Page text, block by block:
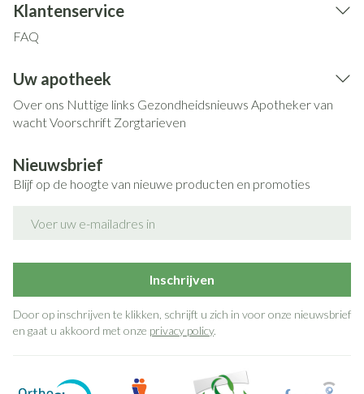
Klantenservice
FAQ
Uw apotheek
Over ons Nuttige links Gezondheidsnieuws Apotheker van
wachtVoorschrift Zorgtarieven
Nieuwsbrief
Blijf op de hoogte van nieuwe producten en promoties
Inschrijven
Door op inschrijven te klikken, schrijft u zich in voor onze nieuwsbrief
en gaat u akkoord met onze privacy policy.